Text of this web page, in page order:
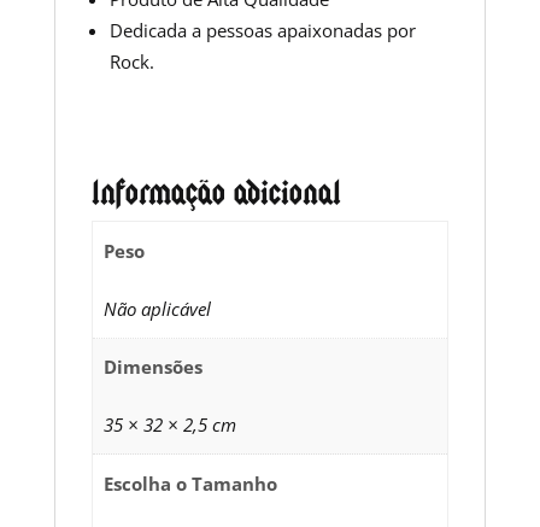
Dedicada a pessoas apaixonadas por
Rock.
Informação adicional
Peso
Não aplicável
Dimensões
35 × 32 × 2,5 cm
Escolha o Tamanho